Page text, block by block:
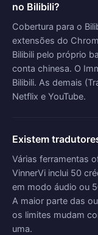
no Bilibili?
Cobertura para o
extensões do
Bilibili pelo próprio
conta chinesa. O
Bilibili. As demais
Netflix e YouTube.
Existem
Várias ferramentas
VinnerVi inclui 50
em modo áudio ou
A maior parte das
os limites mudam
uma.